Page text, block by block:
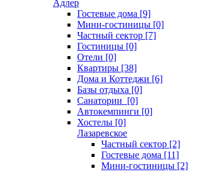
Адлер
Гостевые дома [9]
Мини-гостиницы [0]
Частный сектор [7]
Гостиницы [0]
Отели [0]
Квартиры [38]
Дома и Коттеджи [6]
Базы отдыха [0]
Санатории [0]
Автокемпинги [0]
Хостелы [0]
Лазаревское
Частный сектор [2]
Гостевые дома [11]
Мини-гостиницы [2]